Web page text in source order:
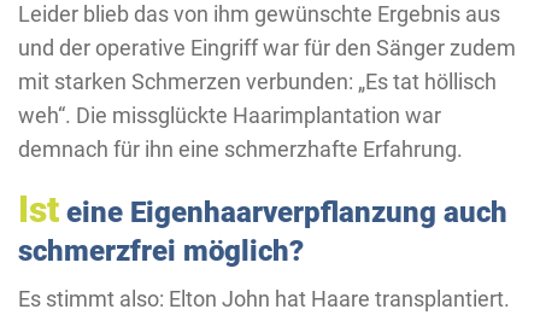
Leider blieb das von ihm gewünschte Ergebnis aus
und der operative Eingriff war für den Sänger zudem
mit starken Schmerzen verbunden: „Es tat höllisch
weh“. Die missglückte Haarimplantation war
demnach für ihn eine schmerzhafte Erfahrung.
Ist eine Eigenhaarverpflanzung auch
schmerzfrei möglich?
Es stimmt also: Elton John hat Haare transplantiert.